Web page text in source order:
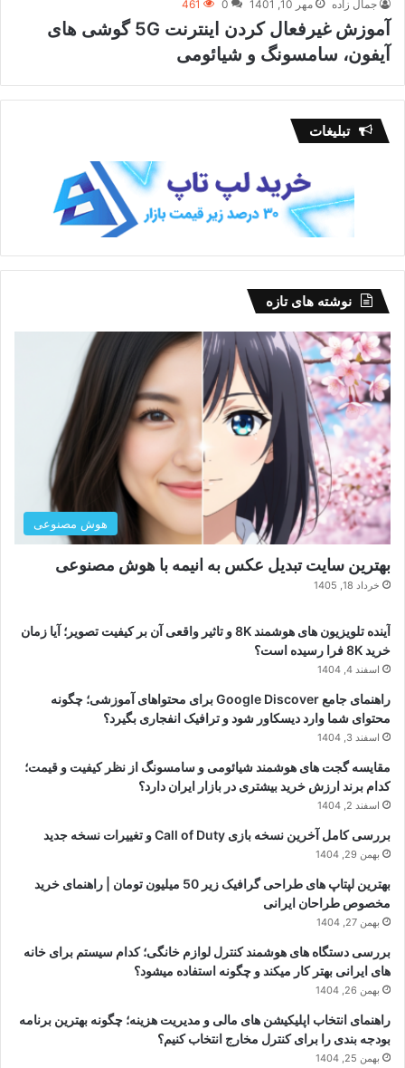
جمال زاده مهر 10, 1401 0
461
آموزش غیرفعال کردن اینترنت 5G گوشی های
آیفون، سامسونگ و شیائومی
تبلیغات
نوشته های تازه
هوش مصنوعی
بهترین سایت تبدیل عکس به انیمه با هوش مصنوعی
خرداد 18, 1405
آینده تلویزیون های هوشمند 8K و تاثیر واقعی آن بر کیفیت تصویر؛ آیا زمان
خرید 8K فرا رسیده است؟
اسفند 4, 1404
راهنمای جامع Google Discover برای محتواهای آموزشی؛ چگونه
محتوای شما وارد دیسکاور شود و ترافیک انفجاری بگیرد؟
اسفند 3, 1404
مقایسه گجت های هوشمند شیائومی و سامسونگ از نظر کیفیت و قیمت؛
کدام برند ارزش خرید بیشتری در بازار ایران دارد؟
اسفند 2, 1404
بررسی کامل آخرین نسخه بازی Call of Duty و تغییرات نسخه جدید
بهمن 29, 1404
بهترین لپتاپ های طراحی گرافیک زیر 50 میلیون تومان | راهنمای خرید
مخصوص طراحان ایرانی
بهمن 27, 1404
بررسی دستگاه های هوشمند کنترل لوازم خانگی؛ کدام سیستم برای خانه
های ایرانی بهتر کار میکند و چگونه استفاده میشود؟
بهمن 26, 1404
راهنمای انتخاب اپلیکیشن های مالی و مدیریت هزینه؛ چگونه بهترین برنامه
بودجه بندی را برای کنترل مخارج انتخاب کنیم؟
بهمن 25, 1404